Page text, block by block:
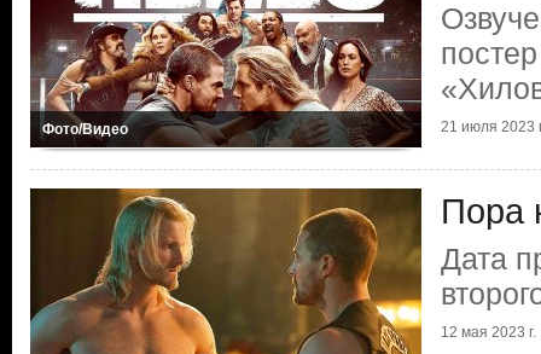
Фото/Видео 21 июля 2023
Пора
Дата
12 мая 2023 г.